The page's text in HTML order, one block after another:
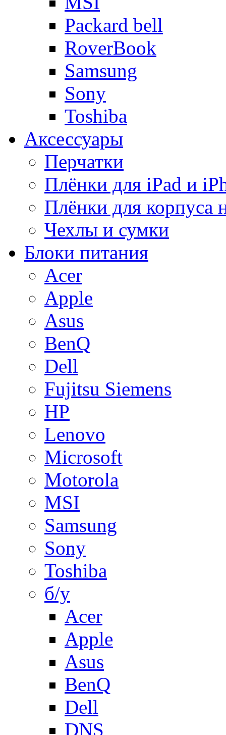
Packard bell
RoverBook
Samsung
Sony
Toshiba
Аксессуары
Перчатки
Плёнки для iPad и
Плёнки для корпуса
Чехлы и сумки
Блоки питания
Acer
Apple
Asus
BenQ
Dell
Fujitsu Siemens
HP
Lenovo
Microsoft
Motorola
MSI
Samsung
Sony
Toshiba
б/у
Acer
Apple
Asus
BenQ
Dell
DNS